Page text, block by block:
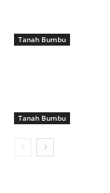
Tanah Bumbu
Tanah Bumbu